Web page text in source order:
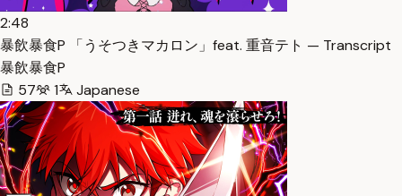
2:48
暴飲暴食P 「うそつきマカロン」feat. 重音テト — Transcript
暴飲暴食P
57
1 Japanese